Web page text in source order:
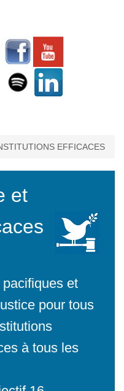
EFFICACES
et
et
pour tous
à tous les